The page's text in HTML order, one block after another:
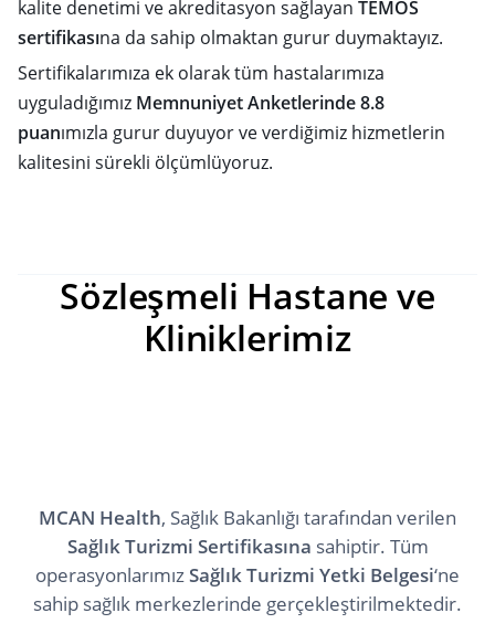
kalite denetimi ve akreditasyon sağlayan TEMOS
sertifikasına da sahip olmaktan gurur duymaktayız.
Sertifikalarımıza ek olarak tüm hastalarımıza
uyguladığımız Memnuniyet Anketlerinde 8.8
puanımızla gurur duyuyor ve verdiğimiz hizmetlerin
kalitesini sürekli ölçümlüyoruz.
Sözleşmeli Hastane ve
Kliniklerimiz
MCAN Health, Sağlık Bakanlığı tarafından verilen
Sağlık Turizmi Sertifikasına sahiptir. Tüm
operasyonlarımızSağlık Turizmi Yetki Belgesi‘ne
sahip sağlık merkezlerinde gerçekleştirilmektedir.